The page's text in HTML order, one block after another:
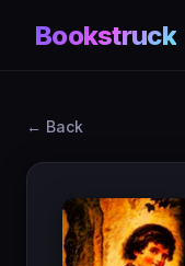
Bookstruck
← Back